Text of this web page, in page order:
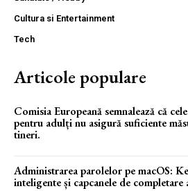
Cultura si Entertainment
Tech
Articole populare
Comisia Europeană semnalează că
pentru adulți nu asigură suficiente
tineri.
Administrarea parolelor pe macOS:
inteligente și capcanele de completare